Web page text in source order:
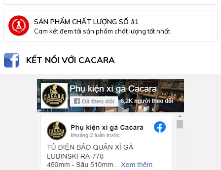
SẢN PHẨM CHẤT LƯỢNG SỐ #1
Cam kết đem tới sản phẩm chất lượng tốt nhất
KẾT NỐI VỚI CACARA